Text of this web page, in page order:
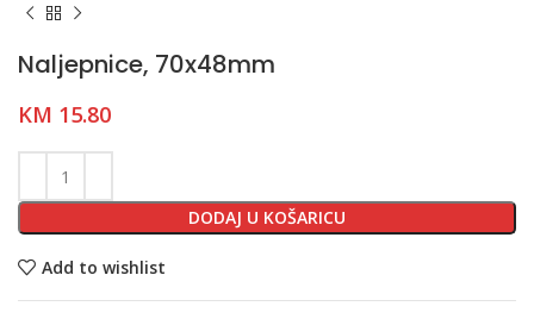
Naljepnice, 70x48mm
KM 15.80
DODAJ U KOŠARICU
Add to wishlist